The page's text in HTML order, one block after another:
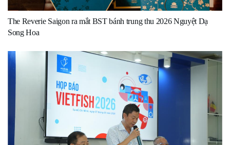
The Reverie Saigon ra mắt BST bánh trung thu 2026 Nguyệt Dạ
Song Hoa